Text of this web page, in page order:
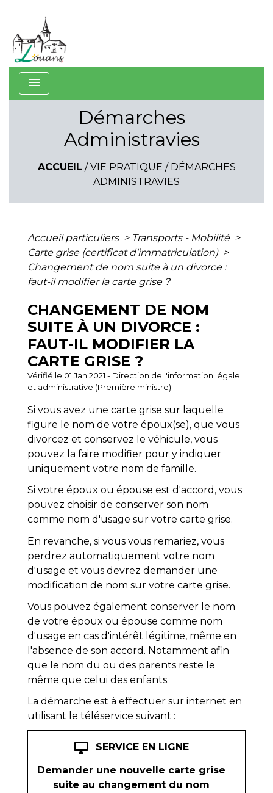
menu
Démarches
Administravies
ACCUEIL / VIE PRATIQUE / DÉMARCHES
ADMINISTRAVIES
Accueil particuliers > Transports - Mobilité >
Carte grise (certificat d'immatriculation) >
Changement de nom suite à un divorce :
faut-il modifier la carte grise ?
CHANGEMENT DE NOM
SUITE À UN DIVORCE :
FAUT-IL MODIFIER LA
CARTE GRISE ?
Vérifié le 01 Jan 2021 - Direction de l'information légale
et administrative (Première ministre)
Si vous avez une carte grise sur laquelle
figure le nom de votre époux(se), que vous
divorcez et conservez le véhicule, vous
pouvez la faire modifier pour y indiquer
uniquement votre nom de famille.
Si votre époux ou épouse est d'accord, vous
pouvez choisir de conserver son nom
comme nom d'usage sur votre carte grise.
En revanche, si vous vous remariez, vous
perdrez automatiquement votre nom
d'usage et vous devrez demander une
modification de nom sur votre carte grise.
Vous pouvez également conserver le nom
de votre époux ou épouse comme nom
d'usage en cas d'intérêt légitime, même en
l'absence de son accord. Notamment afin
que le nom du ou des parents reste le
même que celui des enfants.
La démarche est à effectuer sur internet en
utilisant le téléservice suivant :
desktop_mac
SERVICE EN LIGNE
Demander une nouvelle carte grise
suite au changement du nom